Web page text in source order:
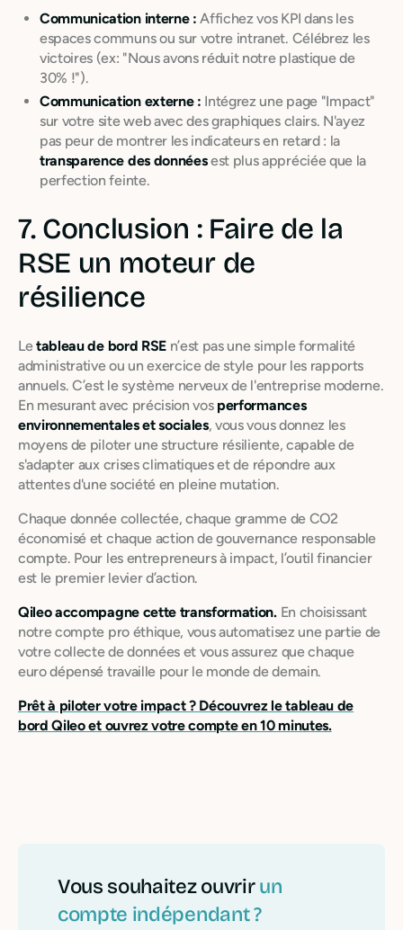
Communication interne : Affichez vos KPI dans les
espaces communs ou sur votre intranet. Célébrez les
victoires (ex: "Nous avons réduit notre plastique de
30% !").
Communication externe : Intégrez une page "Impact"
sur votre site web avec des graphiques clairs. N'ayez
pas peur de montrer les indicateurs en retard : la
transparence des donnéesest plus appréciée que la
perfection feinte.
7. Conclusion : Faire de la
RSE un moteur de
résilience
Letableau de bord RSEn’est pas une simple formalité
administrative ou un exercice de style pour les rapports
annuels. C’est le système nerveux de l'entreprise moderne.
En mesurant avec précision vos performances
environnementales et sociales, vous vous donnez les
moyens de piloter une structure résiliente, capable de
s'adapter aux crises climatiques et de répondre aux
attentes d'une société en pleine mutation.
Chaque donnée collectée, chaque gramme de CO2
économisé et chaque action de gouvernance responsable
compte. Pour les entrepreneurs à impact, l’outil financier
est le premier levier d’action.
Qileo accompagne cette transformation.En choisissant
notre compte pro éthique, vous automatisez une partie de
votre collecte de données et vous assurez que chaque
euro dépensé travaille pour le monde de demain.
Prêt à piloter votre impact ? Découvrez le tableau de
bord Qileo et ouvrez votre compte en 10 minutes.
Vous souhaitez ouvrirun
compte indépendant ?